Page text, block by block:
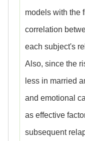
models with the
correlation
each subject's
Also, since the
less in married
and emotional
as effective
subsequent